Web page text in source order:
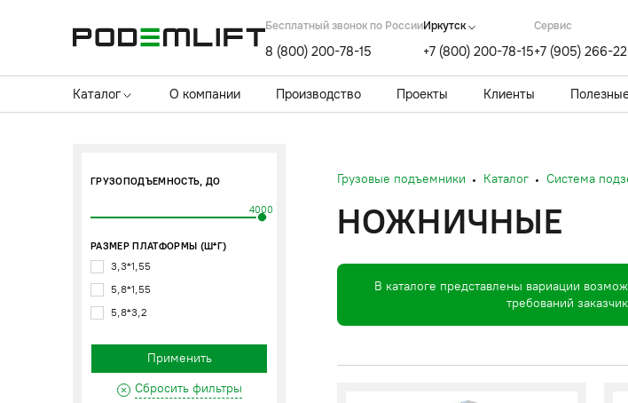
Бесплатный звонок по России
8 (800) 200-78-15
Иркутск
+7 (800) 200-78-15
Cервис
+7 (905) 266-
Каталог О компании Производство Проекты Клиенты
ГРУЗОПОДЪЕМНОСТЬ, ДО
4000
РАЗМЕР ПЛАТФОРМЫ (Ш*Г)
3,3*1,55
5,8*1,55
5,8*3,2
Применить
Сбросить фильтры
Грузовые подъемники Каталог Система
НОЖНИЧНЫЕ
В каталоге представлены вариации
требований